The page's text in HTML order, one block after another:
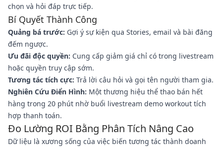
chọn và hỏi đáp trực tiếp.
Bí Quyết Thành Công
Quảng bá trước: Gợi ý sự kiện qua Stories, email và bài đăng
đếm ngược.
Ưu đãi độc quyền: Cung cấp giảm giá chỉ có trong livestream
hoặc quyền truy cập sớm.
Tương tác tích cực: Trả lời câu hỏi và gọi tên người tham gia.
Nghiên Cứu Điển Hình: Một thương hiệu thể thao bán hết
hàng trong 20 phút nhờ buổi livestream demo workout tích
hợp thanh toán.
Đo Lường ROI Bằng Phân Tích Nâng Cao
Dữ liệu là xương sống của việc biến tương tác thành doanh